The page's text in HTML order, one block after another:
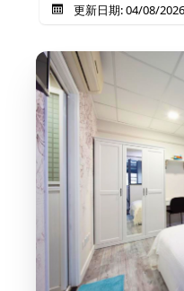
更新日期: 04/08/2026